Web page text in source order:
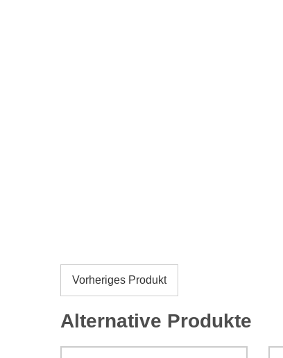
Vorheriges Produkt
Alternative Produkte